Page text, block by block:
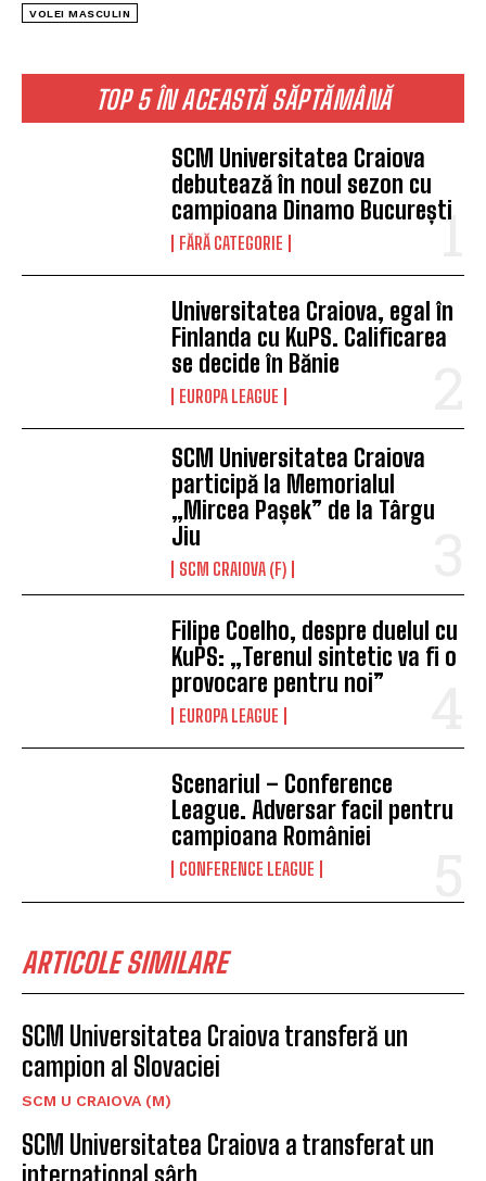
TOP 5 ÎN ACEASTĂ SĂPTĂMÂNĂ
SCM Universitatea Craiova
debutează în noul sezon cu
campioana Dinamo București
FĂRĂ CATEGORIE
Universitatea Craiova, egal în
Finlanda cu KuPS. Calificarea
se decide în Bănie
EUROPA LEAGUE
SCM Universitatea Craiova
participă la Memorialul
„Mircea Pașek” de la Târgu
Jiu
SCM CRAIOVA (F)
Filipe Coelho, despre duelul cu
KuPS: „Terenul sintetic va fi o
provocare pentru noi”
EUROPA LEAGUE
Scenariul – Conference
League. Adversar facil pentru
campioana României
CONFERENCE LEAGUE
ARTICOLE SIMILARE
SCM Universitatea Craiova transferă un
campion al Slovaciei
SCM U CRAIOVA (M)
SCM Universitatea Craiova a transferat un
internațional sârb
VOLEI MASCULIN